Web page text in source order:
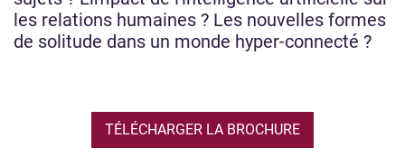
les relations humaines ? Les nouvelles formes
de solitude dans un monde hyper-connecté ?
TÉLÉCHARGER LA BROCHURE